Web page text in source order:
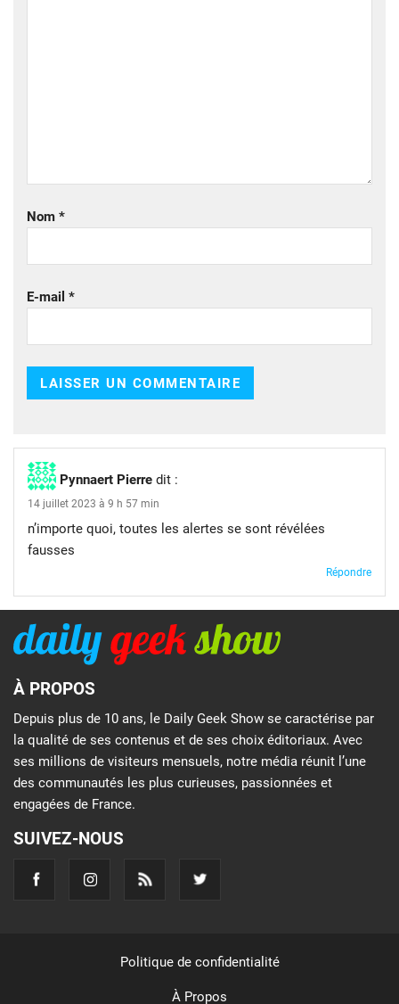
Nom *
E-mail *
Pynnaert Pierre dit :
14 juillet 2023 à 9 h 57 min
n’importe quoi, toutes les alertes se sont révélées
fausses
Répondre
À PROPOS
Depuis plus de 10 ans, le Daily Geek Show se caractérise par
la qualité de ses contenus et de ses choix éditoriaux. Avec
ses millions de visiteurs mensuels, notre média réunit l’une
des communautés les plus curieuses, passionnées et
engagées de France.
SUIVEZ-NOUS
Politique de confidentialité
À Propos